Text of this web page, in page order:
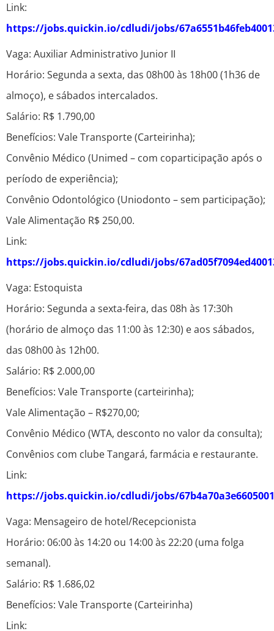
Link:
https://jobs.quickin.io/cdludi/jobs/
Vaga: Auxiliar Administrativo Junior II
Horário: Segunda a sexta, das 08h00 às 18h00 (1h36 de
almoço), e sábados intercalados.
Salário: R$ 1.790,00
Benefícios: Vale Transporte (Carteirinha);
Convênio Médico (Unimed – com coparticipação após o
período de experiência);
Convênio Odontológico (Uniodonto – sem participação);
Vale Alimentação R$ 250,00.
Link:
https://jobs.quickin.io/cdludi/jobs/
Vaga: Estoquista
Horário: Segunda a sexta-feira, das 08h às 17:30h
(horário de almoço das 11:00 às 12:30) e aos sábados,
das 08h00 às 12h00.
Salário: R$ 2.000,00
Benefícios: Vale Transporte (carteirinha);
Vale Alimentação – R$270,00;
Convênio Médico (WTA, desconto no valor da consulta);
Convênios com clube Tangará, farmácia e restaurante.
Link:
https://jobs.quickin.io/cdludi/jobs/
Vaga: Mensageiro de hotel/Recepcionista
Horário: 06:00 às 14:20 ou 14:00 às 22:20 (uma folga
semanal).
Salário: R$ 1.686,02
Benefícios: Vale Transporte (Carteirinha)
Link: